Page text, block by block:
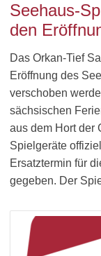
Seehaus-
den
Das Orkan-Tief
Eröffnung des
verschoben
sächsischen
aus dem Hort der
Spielgeräte
Ersatztermin für
gegeben. Der